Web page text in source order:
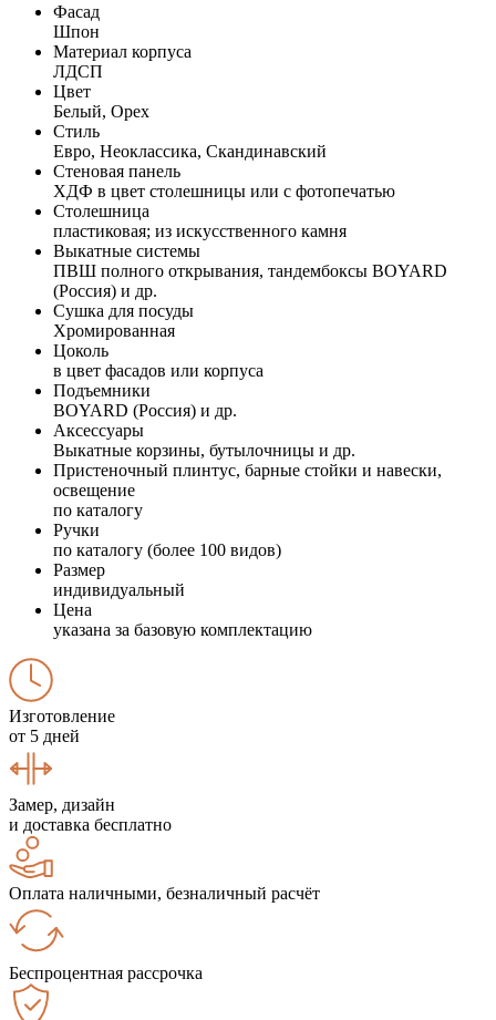
Фасад
Шпон
Материал корпуса
ЛДСП
Цвет
Белый, Орех
Стиль
Евро, Неоклассика, Скандинавский
Стеновая панель
ХДФ в цвет столешницы или с фотопечатью
Столешница
пластиковая; из искусственного камня
Выкатные системы
ПВШ полного открывания, тандембоксы BOYARD
(Россия) и др.
Сушка для посуды
Хромированная
Цоколь
в цвет фасадов или корпуса
Подъемники
BOYARD (Россия) и др.
Аксессуары
Выкатные корзины, бутылочницы и др.
Пристеночный плинтус, барные стойки и навески,
освещение
по каталогу
Ручки
по каталогу (более 100 видов)
Размер
индивидуальный
Цена
указана за базовую комплектацию
Изготовление
от 5 дней
Замер, дизайн
и доставка бесплатно
Оплата наличными, безналичный расчёт
Беспроцентная рассрочка